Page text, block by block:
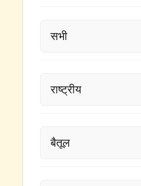
सभी
राष्ट्रीय
बैतूल